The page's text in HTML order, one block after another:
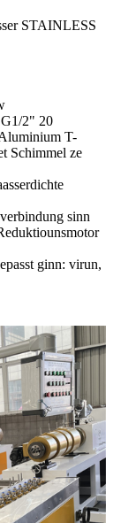
STAINLESS
2" 20
T-
Schimmel ze
sinn
ginn: virun,